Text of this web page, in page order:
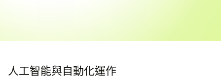
人工智能與自動化運作